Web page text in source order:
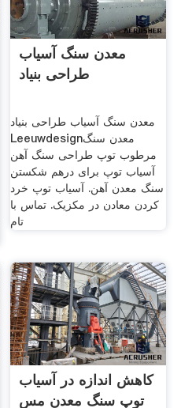
معدن سنگ آسیاب
طراحی بنیاد
معدن سنگ آسیاب طراحی بنیاد
Leeuwdesignمعدن سنگ
مرطوب توپ طراحی سنگ آهن
آسیاب توپ برای درهم شکستن
سنگ معدن آهن. آسیاب توپ خرد
کردن معادن در مکزیک. تماس با
تام
کاهش اندازه در آسیاب
توپ سنگ معدن مس